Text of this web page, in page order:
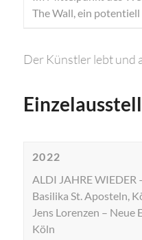
The Wall, ein
Der Künstler lebt und
2022
ALDI JAHRE
Basilika St. Aposteln,
Jens Lorenzen – Neue
Köln